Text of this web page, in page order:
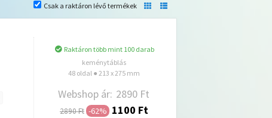
Csak a raktáron lévő termékek
Raktáron több mint 100 darab
keménytáblás
48 oldal ● 213 x 275 mm
Webshop ár: 2890 Ft
2890 Ft -62% 1100 Ft